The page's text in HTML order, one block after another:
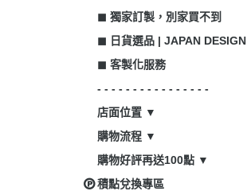
◼ 獨家訂製，別家買不到
◼ 日貨選品 | JAPAN DESIGN
◼ 客製化服務
- - - - - - - - - - - - - - - -
店面位置 ▼
購物流程 ▼
購物好評再送100點 ▼
積點兌換專區